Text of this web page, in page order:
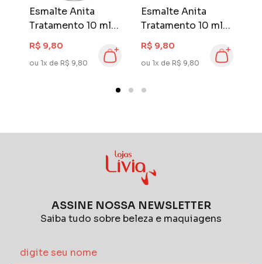
Esmalte Anita
Tratamento 10 ml
Base Unhas de
Ferro
R$ 9,80
ou 1x de R$ 9,80
Esmalte Anita
Tratamento 10 ml
Hidratante de
Crescimento
R$ 9,80
ou 1x de R$ 9,80
ASSINE NOSSA NEWSLETTER
Saiba tudo sobre beleza e maquiagens